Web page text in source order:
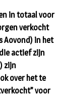
in totaal voor
verkocht
Aovond) in het
actief zijn
zijn
over het te
voor